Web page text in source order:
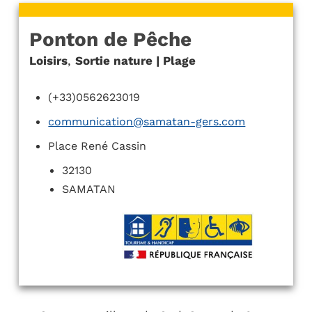
Ponton de Pêche
Loisirs, Sortie nature | Plage
(+33)0562623019
communication@samatan-gers.com
Place René Cassin
32130
SAMATAN